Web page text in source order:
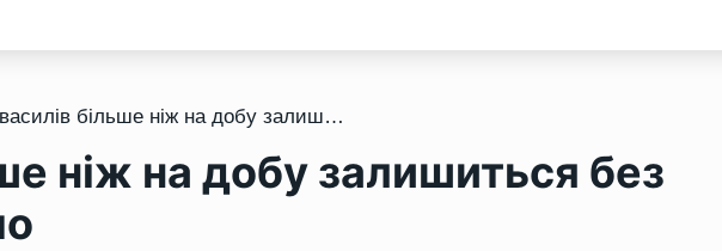
/ Квасилів більше ніж на добу залишиться без газу: що відомо
ніж на добу залишиться без